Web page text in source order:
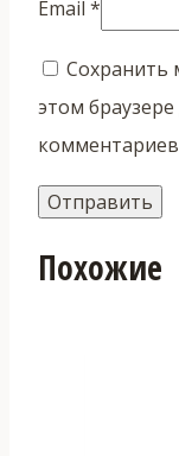
Email *
Сохранить
этом
Похожие